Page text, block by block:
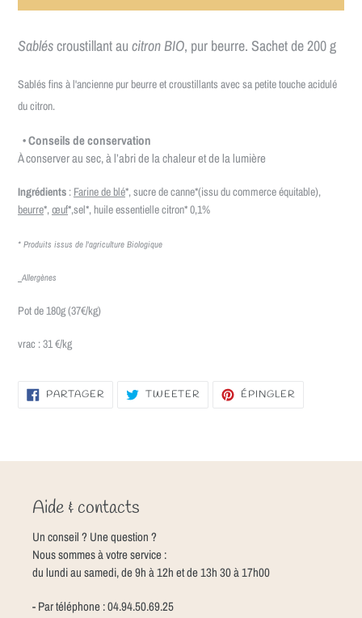
Sabléscroustillant au citron BIO, pur beurre. Sachet de 200 g
Sablés fins à l'ancienne pur beurre et croustillants avec sa petite touche acidulé
du citron.
• Conseils de conservation
À conserver au sec, à l’abri de la chaleur et de la lumière
Ingrédients : Farine de blé*, sucre de canne*(issu du commerce équitable),
beurre*,œuf*,sel*, huile essentielle citron* 0,1%
* Produits issus de l'agriculture Biologique
Allergènes
Pot de 180g (37€/kg)
vrac : 31€/kg
PARTAGERPARTAGER
SUR
TWEETER TWEETERÉPINGLER
Aide & contacts
Un conseil ? Une question ?
Nous sommes à votre service :
du lundi au samedi, de 9h à 12h et de 13h 30 à 17h00
- Par téléphone : 04.94.50.69.25